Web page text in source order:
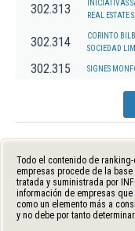
302.313
INICIATIVAS
REAL ESTATE
302.314
CORINTO
SOCIEDAD
302.315 SIGNES
Todo el contenido de
empresas procede de la base
tratada y suministrada por
información de empresas
como un elemento más a
y no debe por tanto